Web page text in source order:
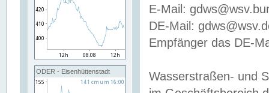
ODER - Eisenhüttenstadt
E-Mail:
DE-Mail:
Empfänger das DE-
Wasserstraßen- und